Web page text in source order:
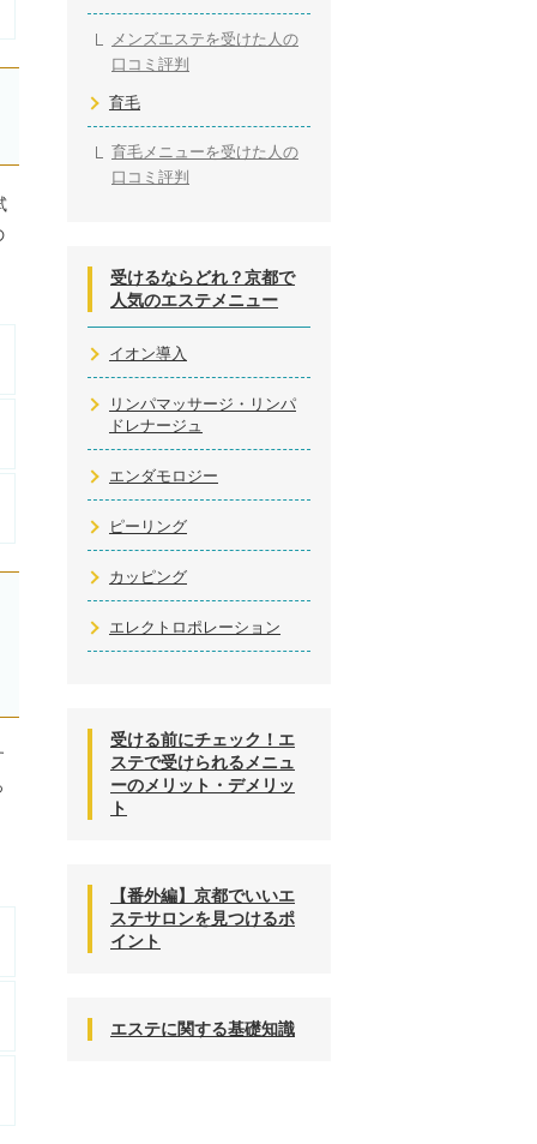
メンズエステを受けた人の
口コミ評判
育毛
育毛メニューを受けた人の
口コミ評判
受けるならどれ？京都で
人気のエステメニュー
イオン導入
リンパマッサージ・リンパ
ドレナージュ
エンダモロジー
ピーリング
カッピング
エレクトロポレーション
受ける前にチェック！エ
ステで受けられるメニュ
ーのメリット・デメリッ
ト
【番外編】京都でいいエ
ステサロンを見つけるポ
イント
エステに関する基礎知識